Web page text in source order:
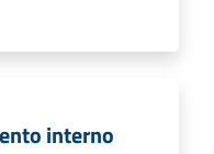
interno